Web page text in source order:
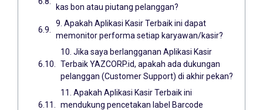
kas bon atau piutang pelanggan?
9. Apakah Aplikasi Kasir Terbaik ini dapat
memonitor performa setiap karyawan/kasir?
10. Jika saya berlangganan Aplikasi Kasir
Terbaik YAZCORP.id, apakah ada dukungan
pelanggan (Customer Support) di akhir pekan?
11. Apakah Aplikasi Kasir Terbaik ini
mendukung pencetakan label Barcode